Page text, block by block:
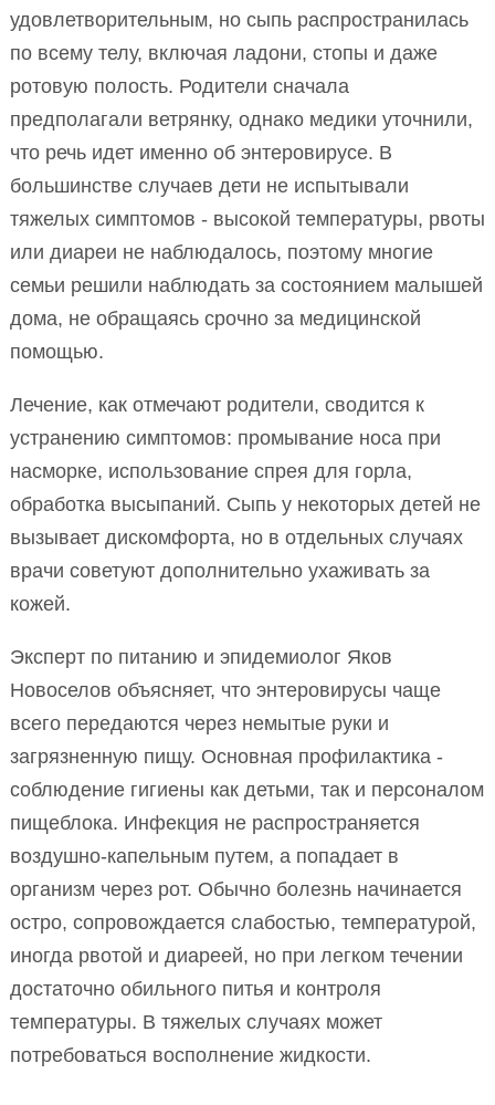
удовлетворительным, но сыпь распространилась
по всему телу, включая ладони, стопы и даже
ротовую полость. Родители сначала
предполагали ветрянку, однако медики уточнили,
что речь идет именно об энтеровирусе. В
большинстве случаев дети не испытывали
тяжелых симптомов - высокой температуры, рвоты
или диареи не наблюдалось, поэтому многие
семьи решили наблюдать за состоянием малышей
дома, не обращаясь срочно за медицинской
помощью.
Лечение, как отмечают родители, сводится к
устранению симптомов: промывание носа при
насморке, использование спрея для горла,
обработка высыпаний. Сыпь у некоторых детей не
вызывает дискомфорта, но в отдельных случаях
врачи советуют дополнительно ухаживать за
кожей.
Эксперт по питанию и эпидемиолог Яков
Новоселов объясняет, что энтеровирусы чаще
всего передаются через немытые руки и
загрязненную пищу. Основная профилактика -
соблюдение гигиены как детьми, так и персоналом
пищеблока. Инфекция не распространяется
воздушно-капельным путем, а попадает в
организм через рот. Обычно болезнь начинается
остро, сопровождается слабостью, температурой,
иногда рвотой и диареей, но при легком течении
достаточно обильного питья и контроля
температуры. В тяжелых случаях может
потребоваться восполнение жидкости.